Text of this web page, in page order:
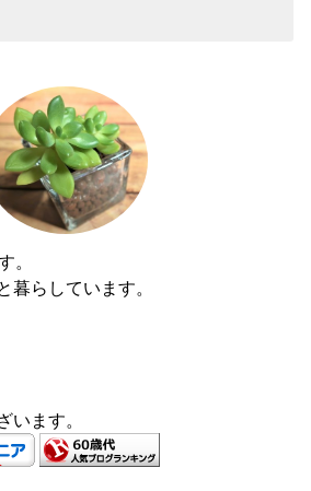
。
暮らしています。
います。